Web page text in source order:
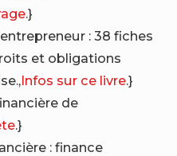
.}
: 38 fiches
et obligations
Infos sur ce livre.}
de
.}
: finance